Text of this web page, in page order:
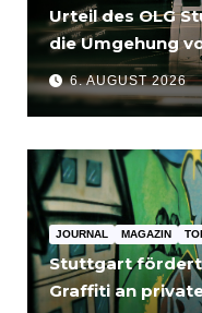
Urteil des OLG
die Umgehung
für
6. AUGUST 2026
JOURNAL MAGAZIN
Stuttgart fördert
Graffiti an